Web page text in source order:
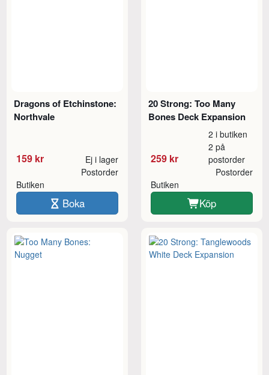
Dragons of Etchinstone:
Northvale
159 kr Ej i lager
Butiken
Postorder
Boka
20 Strong: Too Many
Bones Deck Expansion
259 kr
2 i butiken
2 på
postorder
Butiken
Postorder
Köp